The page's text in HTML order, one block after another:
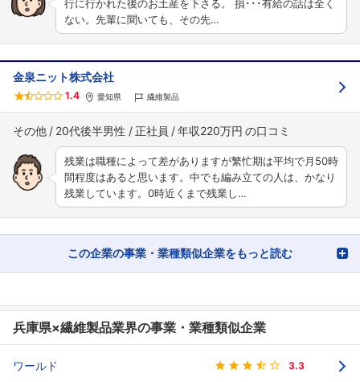
行に行かれた後のお土産を下さる。 損･･･有給の話は全く
ない。先輩に聞いても、その先…
金泉ニット株式会社
1.4 愛知県 繊維製品
その他 20代後半男性 正社員 年収220万円
残業は職種によって差がありますが繁忙期は平均で月50時
間程度はあると思います。中でも編み立ての人は、かなり
残業しています。0時近くまで残業し…
この企業の事業・業種類似企業をもっと読む
兵庫県×繊維製品業界の事業・業種類似企業
ワールド 3.3